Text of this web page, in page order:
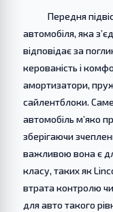
Передня
автомобіля, яка
відповідає за
керованість і
амортизатори,
сайлентблоки. Саме
автомобіль м’яко
зберігаючи
важливою вона є
класу, таких як
втрата контролю
для авто такого